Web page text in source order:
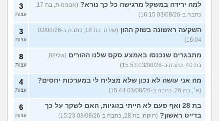
למה ירידה במשקל מרגישה כל כך נורא?
(אנונימית, בת 17,
כתבה ב-03/08/26 16:15)
3
עצות
השקעה ראשונה בשוק ההון
(שירה, בת 18, כתבה ב-03/08/26
16:04)
3
עצות
מתבגרים שנכנסו באמצע סקס שלנו ההורים
(שלי88,
בת 40, כתבה ב-03/08/26 15:53)
8
עצות
מה אני עושה לא נכון שלא מצליח לי במערכות יחסים?
(א׳, בת 26, כתבה ב-03/08/26 15:44)
4
עצות
בת 28 ואף פעם לא הייתי בזוגיות, האם לשקר על כך
בדייט ראשון? (רווקה, בת 28, כתבה ב-03/08/26 15:23)
6
עצות